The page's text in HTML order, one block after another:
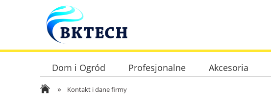
Dom i Ogród Profesjonalne Akcesoria
» Kontakt i dane firmy